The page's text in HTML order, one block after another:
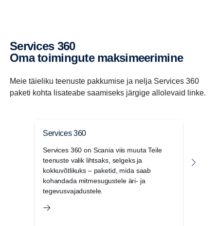
Services 360
Oma toimingute maksimeerimine
Meie täieliku teenuste pakkumise ja nelja Services 360
paketi kohta lisateabe saamiseks järgige allolevaid linke.
Services 360
Services 360 on Scania viis muuta Teile
teenuste valik lihtsaks, selgeks ja
kokkuvõtlikuks – paketid, mida saab
kohandada mitmesugustele äri- ja
tegevusvajadustele.